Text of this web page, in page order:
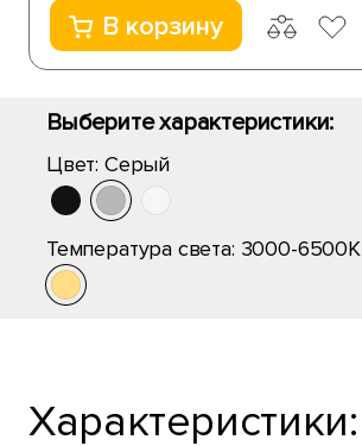
В корзину
Выберите характеристики:
Цвет: Серый
Температура света: 3000-6500K
Характеристики: